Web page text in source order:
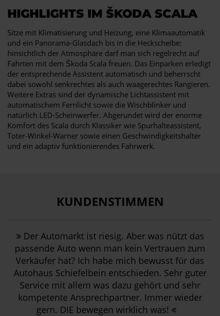
HIGHLIGHTS IM ŠKODA SCALA
Sitze mit Klimatisierung und Heizung, eine Klimaautomatik
und ein Panorama-Glasdach bis in die Heckscheibe:
hinsichtlich der Atmosphäre darf man sich regelrecht auf
Fahrten mit dem Škoda Scala freuen. Das Einparken erledigt
der entsprechende Assistent automatisch und beherrscht
dabei sowohl senkrechtes als auch waagerechtes Rangieren.
Weitere Extras sind der dynamische Lichtassistent mit
automatischem Fernlicht sowie die Wischblinker und
natürlich LED-Scheinwerfer. Abgerundet wird der enorme
Komfort des Scala durch Klassiker wie Spurhalteassistent,
Toter-Winkel-Warner sowie einen Geschwindigkeitshalter
und ein adaptiv funktionierendes Fahrwerk.
KUNDENSTIMMEN
Der Automarkt ist riesig. Aber was nützt das
passende Auto wenn man kein Vertrauen zum
Verkäufer hat? Ich habe mich bewusst für das
Autohaus Schiefelbein entschieden. Sehr guter
Service mit allem was dazu gehört und sehr
kompetente Ansprechpartner. Immer wieder
gern. DIE bewegen wirklich was!